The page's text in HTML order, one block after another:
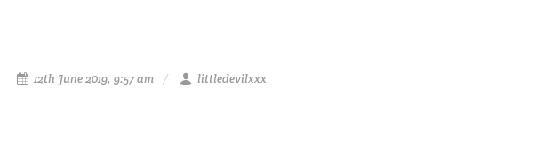
12th June 2019, 9:57 am littledevilxxx